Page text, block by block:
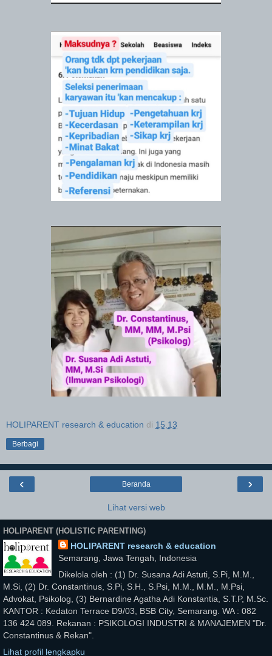
HOLIPARENT research & education di 15.13
Berbagi
‹ ›
Beranda
Lihat versi web
HOLIPARENT (HOLISTIC PARENTING)
HOLIPARENT research & education
Semarang, Jawa Tengah, Indonesia
Dikelola oleh : (1) Dr. Susana Adi Astuti, S.Pi, M.M.,
M.Si, (2) Dr. Constantinus, S.Pi, S.H., S.Psi, M.M., M.M., M.Psi,
Advokat, Psikolog, (3) Bernardine Agatha Adi Konstantia, S.T.P, M.Sc.
KANTOR : Kedaton Terrace D9/03, BSB City, Semarang. WA : 082
136 424 089. Rekanan : PSIKOLOGI INDUSTRI & MANAJEMEN "Dr.
Constantinus & Rekan".
Lihat profil lengkapku